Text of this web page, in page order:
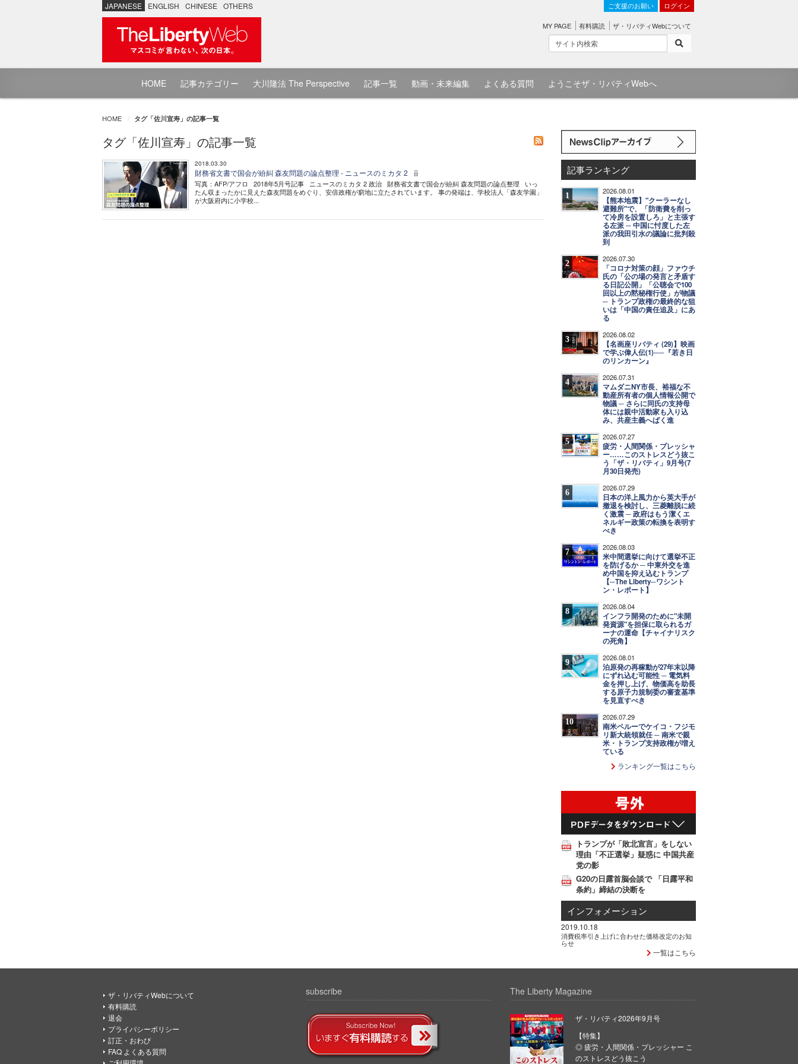
JAPANESE ENGLISH CHINESE OTHERS ご支援のお願い ログイン
MY PAGE 有料購読 ザ・リバティWebについて
HOME 記事カテゴリー 大川隆法 The Perspective 記事一覧 動画・未来編集 よくある質問 ようこそザ・リバティWebへ
HOME タグ「佐川宣寿」の記事一覧
タグ「佐川宣寿」の記事一覧
2018.03.30
財務省文書で国会が紛糾 森友問題の論点整理 - ニュースのミカタ 2
写真：AFP/アフロ 2018年5月号記事 ニュースのミカタ 2 政治 財務省文書で国会が紛糾 森友問題の論点整理 いっ
たん収まったかに見えた森友問題をめぐり、安倍政権が窮地に立たされています。 事の発端は、学校法人「森友学園」
が大阪府内に小学校...
記事ランキング
1 2026.08.01
【熊本地震】"クーラーなし
避難所"で、「防衛費を削っ
て冷房を設置しろ」と主張す
る左派 ─ 中国に忖度した左
派の我田引水の議論に批判殺
到
2 2026.07.30
「コロナ対策の顔」ファウチ
氏の「公の場の発言と矛盾す
る日記公開」「公聴会で100
回以上の黙秘権行使」が物議
─ トランプ政権の最終的な狙
いは「中国の責任追及」にあ
る
3 2026.08.02
【名画座リバティ (29)】映画
で学ぶ偉人伝(1)──『若き日
のリンカーン』
4 2026.07.31
マムダニNY市長、裕福な不
動産所有者の個人情報公開で
物議 ─ さらに同氏の支持母
体には親中活動家も入り込
み、共産主義へばく進
5 2026.07.27
疲労・人間関係・プレッシャ
ー……このストレスどう抜こ
う「ザ・リバティ」9月号(7
月30日発売)
6 2026.07.29
日本の洋上風力から英大手が
撤退を検討し、三菱離脱に続
く激震 ─ 政府はもう潔くエ
ネルギー政策の転換を表明す
べき
7 2026.08.03
米中間選挙に向けて選挙不正
を防げるか ─ 中東外交を進
め中国を抑え込むトランプ
【─The Liberty─ワシント
ン・レポート】
8 2026.08.04
インフラ開発のために"未開
発資源"を担保に取られるガ
ーナの運命【チャイナリスク
の死角】
9 2026.08.01
泊原発の再稼動が27年末以降
にずれ込む可能性 ─ 電気料
金を押し上げ、物価高を助長
する原子力規制委の審査基準
を見直すべき
10 2026.07.29
南米ペルーでケイコ・フジモ
リ新大統領就任 ─ 南米で親
米・トランプ支持政権が増え
ている
ランキング一覧はこちら
トランプが「敗北宣言」をしない
理由「不正選挙」疑惑に 中国共産
党の影
G20の日露首脳会談で 「日露平和
条約」締結の決断を
インフォメーション
2019.10.18
消費税率引き上げに合わせた価格改定のお知
らせ
一覧はこちら
ザ・リバティWebについて
有料購読
退会
プライバシーポリシー
訂正・おわび
FAQ よくある質問
subscribe The Liberty Magazine
ザ・リバティ2026年9月号
【特集】
◎ 疲労・人間関係・プレッシャー こ
のストレスどう抜こう